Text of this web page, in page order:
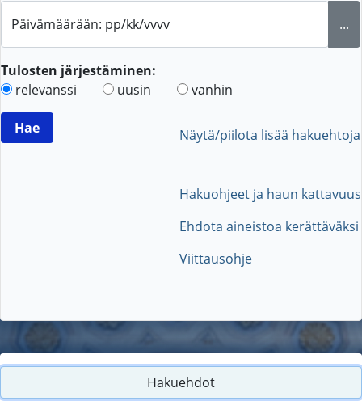
Päivämäärään: pp/kk/vvvv ...
Tulosten järjestäminen:
relevanssi
uusin vanhin
Näytä/piilota lisää hakuehtoja
Hakuohjeet ja haun kattavuus
Ehdota aineistoa kerättäväksi
Viittausohje
Hakuehdot